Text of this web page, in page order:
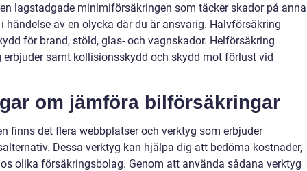
lagstadgade minimiförsäkringen som täcker skador på
händelse av en olycka där du är ansvarig. Halvförsäkring
för brand, stöld, glas- och vagnskador. Helförsäkring
samt kollisionsskydd och skydd mot förlust vid
om jämföra bilförsäkringar
finns det flera webbplatser och verktyg som erbjuder
Dessa verktyg kan hjälpa dig att bedöma kostnader,
olika försäkringsbolag. Genom att använda sådana verktyg